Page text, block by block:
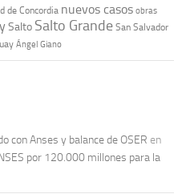
de Concordia nuevos casos obras
Salto Salto Grande San Salvador
Ángel Giano
con Anses y balance de OSER en
por 120.000 millones para la